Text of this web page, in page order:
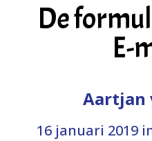
De
E-
Aartjan
16 januari 2019